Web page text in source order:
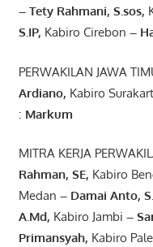
– Tety Rahmani, S.sos,
S.IP, Kabiro Cirebon –
PERWAKILAN JAWA
Ardiano, Kabiro
: Markum
MITRA KERJA
Rahman, SE, Kabiro
Medan – Damai Anto,
A.Md, Kabiro Jambi –
Primansyah, Kabiro